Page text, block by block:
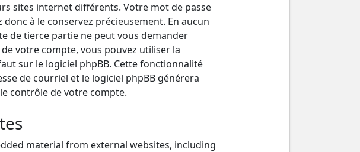
sites internet différents. Votre mot de passe
à le conservez précieusement. En aucun
de tierce partie ne peut vous demander
votre compte, vous pouvez utiliser la
sur le logiciel phpBB. Cette fonctionnalité
de courriel et le logiciel phpBB générera
contrôle de votre compte.
material from external websites, including